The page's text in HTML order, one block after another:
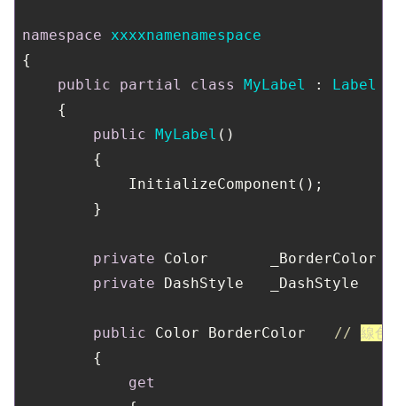
namespace
xxxxnamenamespace
{
public
partial class MyLabel :
Label
    {
public
MyLabel ( )
        {
            InitializeComponent();
        }
private Color
private DashStyle   _DashStyle
public Color BorderColor // 線色
        {
get